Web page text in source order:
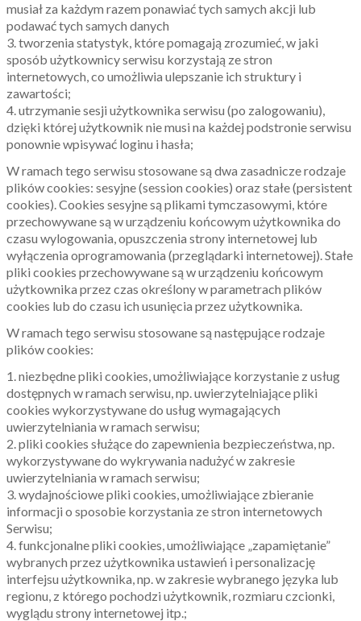
musiał za każdym razem ponawiać tych samych akcji lub
podawać tych samych danych
3. tworzenia statystyk, które pomagają zrozumieć, w jaki
sposób użytkownicy serwisu korzystają ze stron
internetowych, co umożliwia ulepszanie ich struktury i
zawartości;
4. utrzymanie sesji użytkownika serwisu (po zalogowaniu),
dzięki której użytkownik nie musi na każdej podstronie serwisu
ponownie wpisywać loginu i hasła;
W ramach tego serwisu stosowane są dwa zasadnicze rodzaje
plików cookies: sesyjne (session cookies) oraz stałe (persistent
cookies). Cookies sesyjne są plikami tymczasowymi, które
przechowywane są w urządzeniu końcowym użytkownika do
czasu wylogowania, opuszczenia strony internetowej lub
wyłączenia oprogramowania (przeglądarki internetowej). Stałe
pliki cookies przechowywane są w urządzeniu końcowym
użytkownika przez czas określony w parametrach plików
cookies lub do czasu ich usunięcia przez użytkownika.
W ramach tego serwisu stosowane są następujące rodzaje
plików cookies:
1. niezbędne pliki cookies, umożliwiające korzystanie z usług
dostępnych w ramach serwisu, np. uwierzytelniające pliki
cookies wykorzystywane do usług wymagających
uwierzytelniania w ramach serwisu;
2. pliki cookies służące do zapewnienia bezpieczeństwa, np.
wykorzystywane do wykrywania nadużyć w zakresie
uwierzytelniania w ramach serwisu;
3. wydajnościowe pliki cookies, umożliwiające zbieranie
informacji o sposobie korzystania ze stron internetowych
Serwisu;
4. funkcjonalne pliki cookies, umożliwiające „zapamiętanie”
wybranych przez użytkownika ustawień i personalizację
interfejsu użytkownika, np. w zakresie wybranego języka lub
regionu, z którego pochodzi użytkownik, rozmiaru czcionki,
wyglądu strony internetowej itp.;